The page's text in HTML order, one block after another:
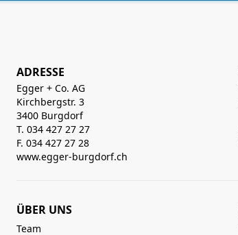
ADRESSE
Egger + Co. AG
Kirchbergstr. 3
3400 Burgdorf
T. 034 427 27 27
F. 034 427 27 28
www.egger-burgdorf.ch
ÜBER UNS
Team